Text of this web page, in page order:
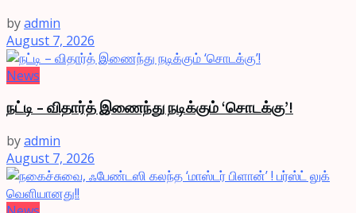
byadmin
August 7, 2026
News
நட்டி – விதார்த் இணைந்து நடிக்கும் ‘சொடக்கு’!
byadmin
August 7, 2026